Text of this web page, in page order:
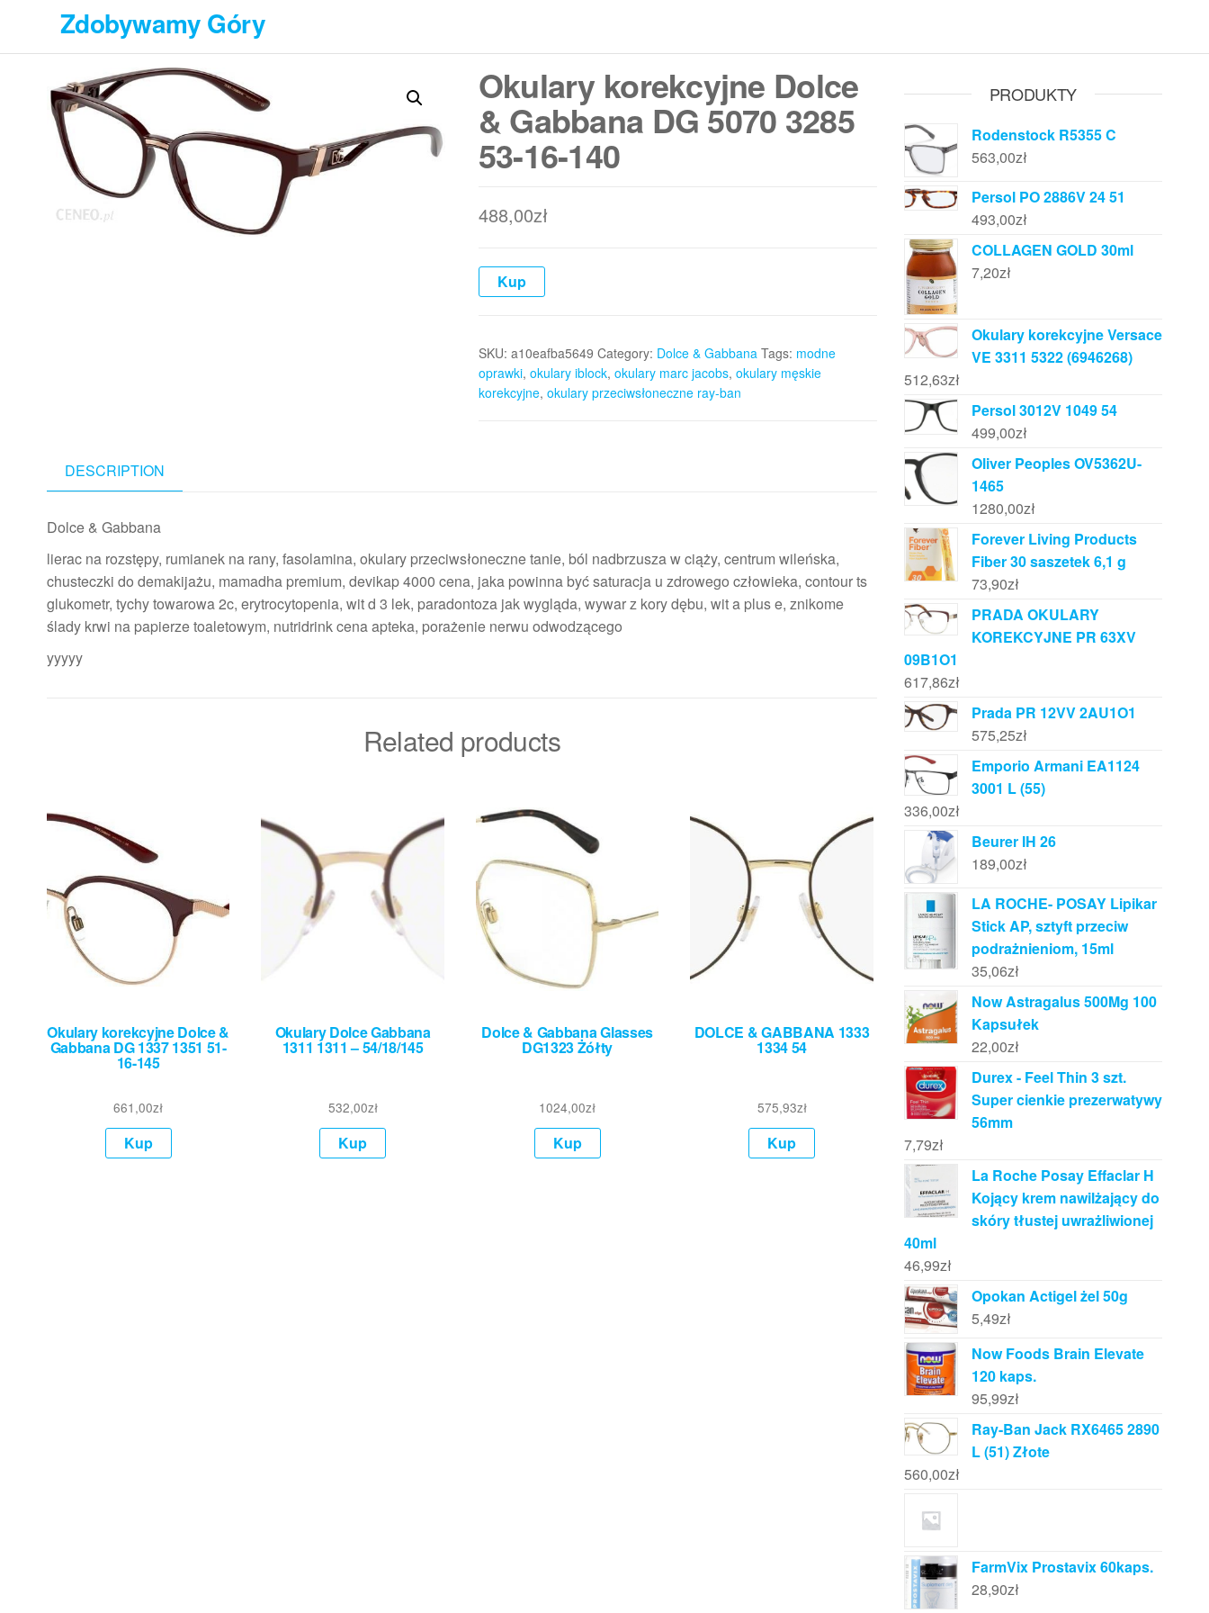
treści
Zdobywamy Góry
Okulary korekcyjne Dolce
& Gabbana DG 5070 3285
53-16-140
488,00zł
Kup
SKU: a10eafba5649 Category: Dolce & Gabbana Tags: modne
oprawki, okulary iblock, okulary marc jacobs, okulary męskie
korekcyjne, okulary przeciwsłoneczne ray-ban
DESCRIPTION
Dolce & Gabbana
lierac na rozstępy, rumianek na rany, fasolamina, okulary przeciwsłoneczne tanie, ból nadbrzusza w ciąży, centrum wileńska,
chusteczki do demakijażu, mamadha premium, devikap 4000 cena, jaka powinna być saturacja u zdrowego człowieka, contour ts
glukometr, tychy towarowa 2c, erytrocytopenia, wit d 3 lek, paradontoza jak wygląda, wywar z kory dębu, wit a plus e, znikome
ślady krwi na papierze toaletowym, nutridrink cena apteka, porażenie nerwu odwodzącego
yyyyy
Related products
Okulary korekcyjne Dolce &
Gabbana DG 1337 1351 51-
16-145
661,00zł
Kup
Okulary Dolce Gabbana
1311 1311 – 54/18/145
532,00zł
Kup
Dolce & Gabbana Glasses
DG1323 Żółty
1024,00zł
Kup
DOLCE & GABBANA 1333
1334 54
575,93zł
Kup
PRODUKTY
Rodenstock R5355 C
563,00zł
Persol PO 2886V 24 51
493,00zł
COLLAGEN GOLD 30ml
7,20zł
Okulary korekcyjne Versace
VE 3311 5322 (6946268)
512,63zł
Persol 3012V 1049 54
499,00zł
Oliver Peoples OV5362U-
1465
1280,00zł
Forever Living Products
Fiber 30 saszetek 6,1 g
73,90zł
PRADA OKULARY
KOREKCYJNE PR 63XV
09B1O1
617,86zł
Prada PR 12VV 2AU1O1
575,25zł
Emporio Armani EA1124
3001 L (55)
336,00zł
Beurer IH 26
189,00zł
LA ROCHE- POSAY Lipikar
Stick AP, sztyft przeciw
podrażnieniom, 15ml
35,06zł
Now Astragalus 500Mg 100
Kapsułek
22,00zł
Durex - Feel Thin 3 szt.
Super cienkie prezerwatywy
56mm
7,79zł
La Roche Posay Effaclar H
Kojący krem nawilżający do
skóry tłustej uwrażliwionej
40ml
46,99zł
Opokan Actigel żel 50g
5,49zł
Now Foods Brain Elevate
120 kaps.
95,99zł
Ray-Ban Jack RX6465 2890
L (51) Złote
560,00zł
FarmVix Prostavix 60kaps.
28,90zł